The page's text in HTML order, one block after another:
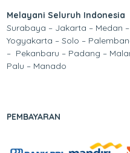
Melayani Seluruh Indonesia
Surabaya – Jakarta – Medan
Yogyakarta – Solo –
– Pekanbaru – Padang –
Palu – Manado
PEMBAYARAN